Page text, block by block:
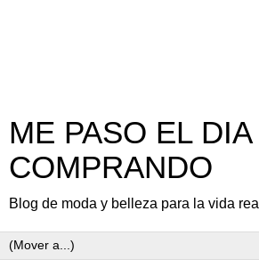
ME PASO EL DIA
COMPRANDO
Blog de moda y belleza para la vida real